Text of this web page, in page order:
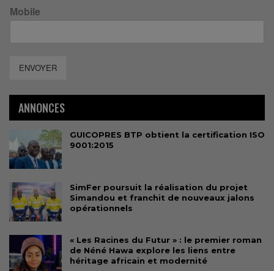
Mobile
ENVOYER
ANNONCES
GUICOPRES BTP obtient la certification ISO
9001:2015
SimFer poursuit la réalisation du projet
Simandou et franchit de nouveaux jalons
opérationnels
« Les Racines du Futur » : le premier roman
de Néné Hawa explore les liens entre
héritage africain et modernité